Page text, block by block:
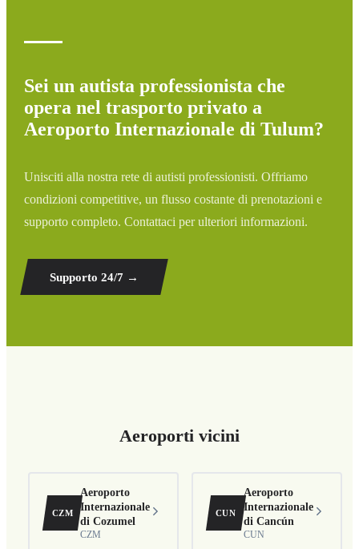
Sei un autista professionista che
opera nel trasporto privato a
Aeroporto Internazionale di Tulum?
Unisciti alla nostra rete di autisti professionisti. Offriamo
condizioni competitive, un flusso costante di prenotazioni e
supporto completo. Contattaci per ulteriori informazioni.
Supporto 24/7 →
Aeroporti vicini
CZM
Aeroporto
Internazionale
di Cozumel
CZM
CUN
Aeroporto
Internazionale
di Cancún
CUN